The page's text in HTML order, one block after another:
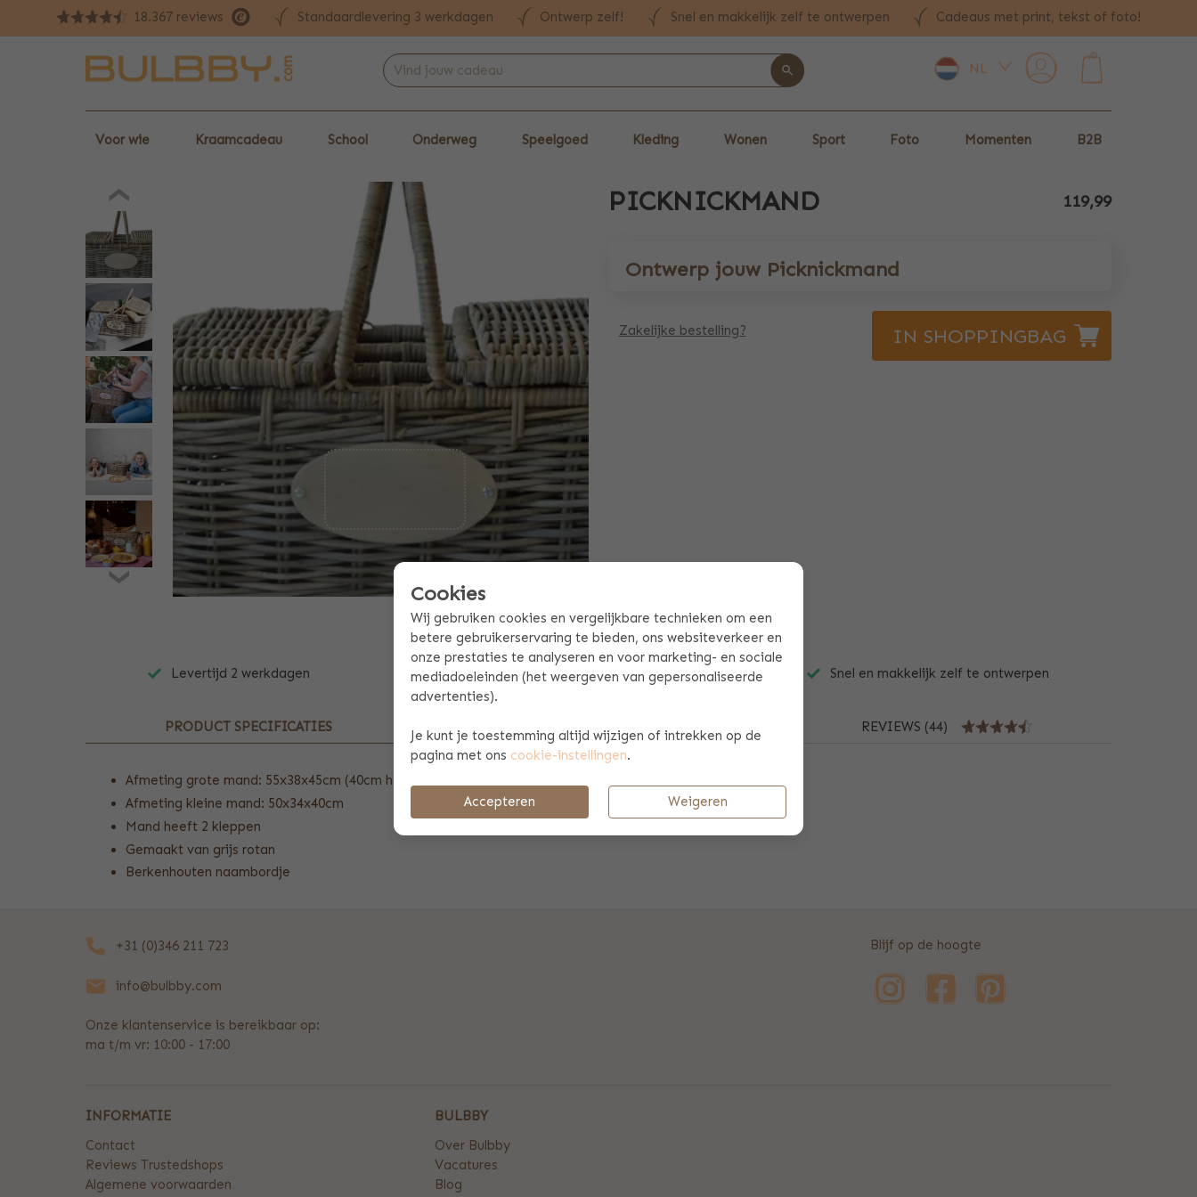
18.367 reviews Standaardlevering 3 werkdagen Ontwerp zelf! Snel en makkelijk zelf te ontwerpen Cadeaus met print, tekst of foto!
NL
Voor wie Kraamcadeau School Onderweg Speelgoed Kleding Wonen Sport Foto Momenten B2B
PICKNICKMAND 119,99
Ontwerp jouw Picknickmand
Zakelijke bestelling? IN SHOPPINGBAG
Levertijd 2 werkdagen Offerte mogelijk aan vanaf 10 stuks Snel en makkelijk zelf te ontwerpen
PRODUCT SPECIFICATIES BETAAL & VERZENDINFORMATIE REVIEWS (44)
Afmeting grote mand: 55x38x45cm (40cm hoog incl. hengsel)
Afmeting kleine mand: 50x34x40cm
Mand heeft 2 kleppen
Gemaakt van grijs rotan
Berkenhouten naambordje
+31 (0)346 211 723
info@bulbby.com
Onze klantenservice is bereikbaar op:
ma t/m vr: 10:00 - 17:00
Blijf op de hoogte
INFORMATIE
Contact
Reviews Trustedshops
Algemene voorwaarden
BULBBY
Over Bulbby
Vacatures
Blog
Cookies
Wij gebruiken cookies en vergelijkbare technieken om een
betere gebruikerservaring te bieden, ons websiteverkeer en
onze prestaties te analyseren en voor marketing- en sociale
mediadoeleinden (het weergeven van gepersonaliseerde
advertenties).
Je kunt je toestemming altijd wijzigen of intrekken op de
pagina met ons cookie-instellingen.
Accepteren Weigeren